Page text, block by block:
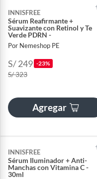
INNISFREE
Sérum Reafirmante +
Suavizante con Retinol y Te
Verde PDRN -
Por Nemeshop PE
S/ 249 -23%
S/ 323
Agregar
INNISFREE
Sérum Iluminador + Anti-
Manchas con Vitamina C -
30ml